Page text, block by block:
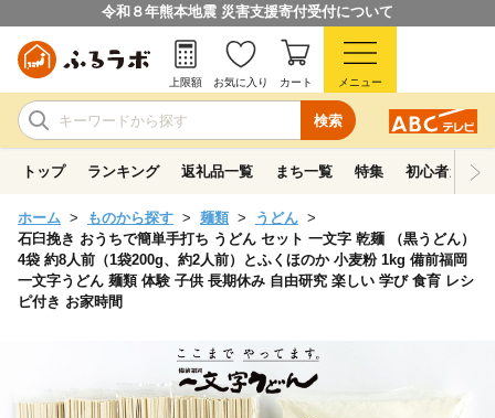
令和８年熊本地震 災害支援寄付受付について
検索
上限額 お気に入り カート メニュー
トップ ランキング 返礼品一覧 まち一覧 特集 初心者ガイド
ホーム ものから探す 麺類
うどん
石臼挽き おうちで簡単手打ち うどん セット 一文字 乾麺 （黒うどん）
4袋 約8人前（1袋200g、約2人前）とふくほのか 小麦粉 1kg 備前福岡
一文字うどん 麺類 体験 子供 長期休み 自由研究 楽しい 学び 食育 レシ
ピ付き お家時間